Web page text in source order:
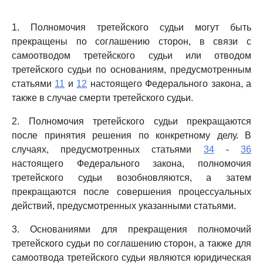
1. Полномочия третейского судьи могут быть
прекращены по соглашению сторон, в связи с
самоотводом третейского судьи или отводом
третейского судьи по основаниям, предусмотренным
статьями 11 и 12 настоящего Федерального закона, а
также в случае смерти третейского судьи.
2. Полномочия третейского судьи прекращаются
после принятия решения по конкретному делу. В
случаях, предусмотренных статьями 34-36
настоящего Федерального закона, полномочия
третейского судьи возобновляются, а затем
прекращаются после совершения процессуальных
действий, предусмотренных указанными статьями.
3. Основаниями для прекращения полномочий
третейского судьи по соглашению сторон, а также для
самоотвода третейского судьи являются юридическая